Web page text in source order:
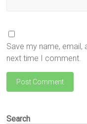
Save my name, email,
next time I comment.
Search